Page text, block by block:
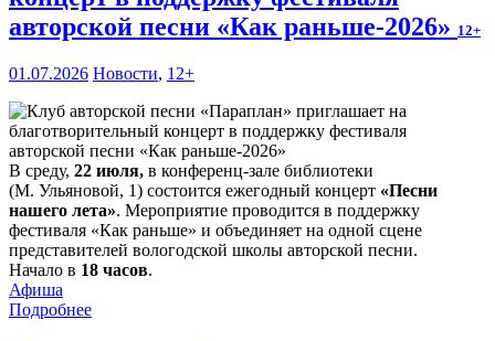
авторской песни «Как раньше-2026» 12+
01.07.2026 Новости, 12+
В среду, 22 июля, в конференц-зале библиотеки
(М. Ульяновой, 1) состоится ежегодный концерт «Песни
нашего лета». Мероприятие проводится в поддержку
фестиваля «Как раньше» и объединяет на одной сцене
представителей вологодской школы авторской песни.
Начало в 18 часов.
Афиша
Подробнее